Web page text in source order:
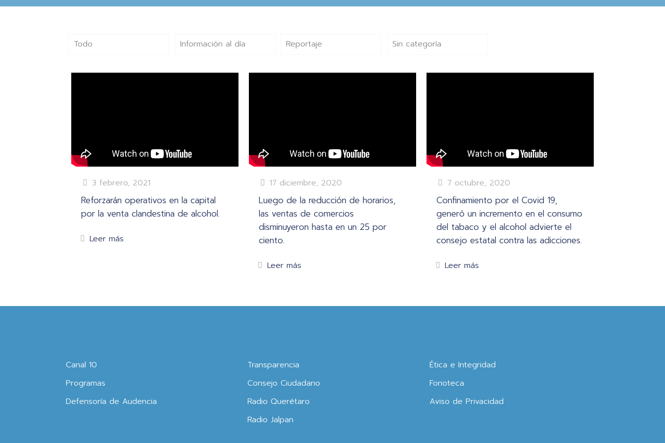
Todo Información al día Reportaje Sin categoría
3 febrero, 2021
Reforzarán operativos en la capital
por la venta clandestina de alcohol.
Leer más
17 diciembre, 2020
Luego de la reducción de horarios,
las ventas de comercios
disminuyeron hasta en un 25 por
ciento.
Leer más
7 octubre, 2020
Confinamiento por el Covid 19,
generó un incremento en el consumo
del tabaco y el alcohol advierte el
consejo estatal contra las adicciones.
Leer más
Canal 10
Programas
Defensoría de Audencia
Transparencia
Consejo Ciudadano
Radio Querétaro
Radio Jalpan
Ética e Integridad
Fonoteca
Aviso de Privacidad